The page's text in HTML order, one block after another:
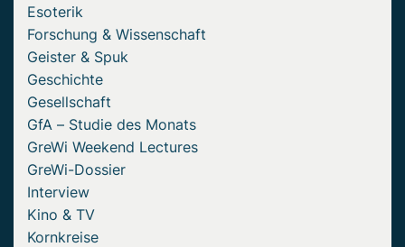
Esoterik
Forschung & Wissenschaft
Geister & Spuk
Geschichte
Gesellschaft
GfA – Studie des Monats
GreWi Weekend Lectures
GreWi-Dossier
Interview
Kino & TV
Kornkreise